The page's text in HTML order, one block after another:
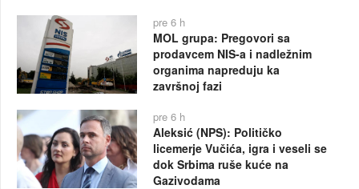
pre 6 h
MOL grupa: Pregovori sa
prodavcem NIS-a i nadležnim
organima napreduju ka
završnoj fazi
pre 6 h
Aleksić (NPS): Političko
licemerje Vučića, igra i veseli se
dok Srbima ruše kuće na
Gazivodama